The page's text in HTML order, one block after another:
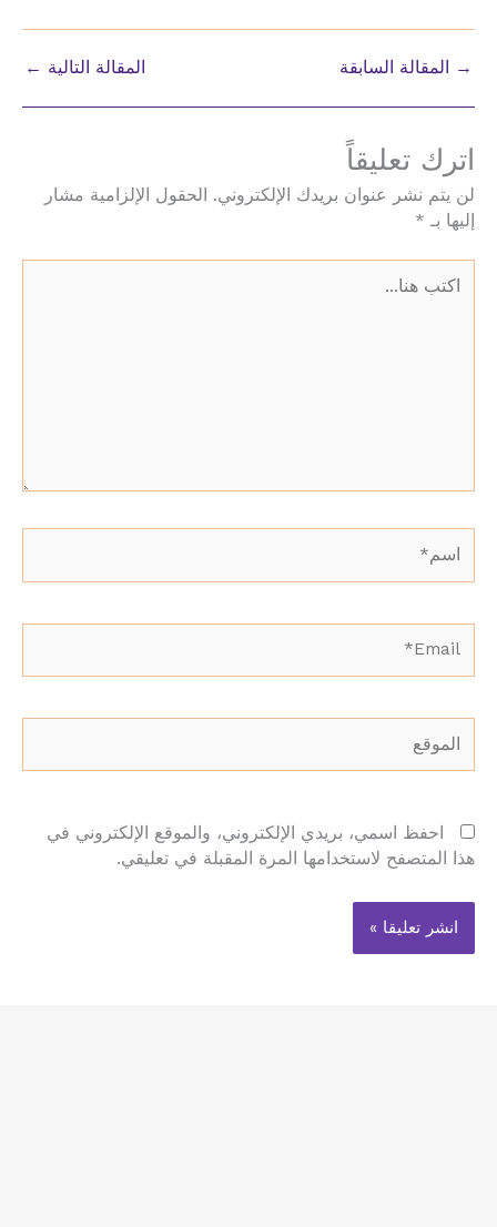
→ المقالة السابقة المقالة التالية ←
اترك تعليقاً
لن يتم نشر عنوان بريدك الإلكتروني.
الحقول الإلزامية مشار
إليها بـ *
هنا...
احفظ اسمي، بريدي الإلكتروني، والموقع الإلكتروني في
هذا المتصفح لاستخدامها المرة المقبلة في تعليقي.